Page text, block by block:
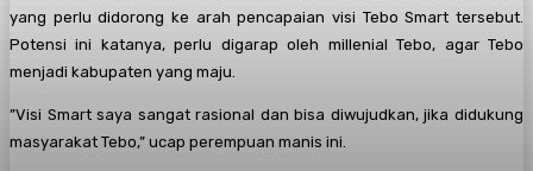
yang perlu didorong ke arah pencapaian visi Tebo Smart tersebut.
Potensi ini katanya, perlu digarap oleh millenial Tebo, agar Tebo
menjadi kabupaten yang maju.
”Visi Smart saya sangat rasional dan bisa diwujudkan, jika didukung
masyarakat Tebo,” ucap perempuan manis ini.